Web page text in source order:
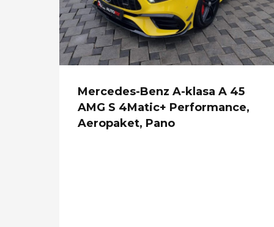
Mercedes-Benz A-klasa A 45
AMG S 4Matic+ Performance,
Aeropaket, Pano